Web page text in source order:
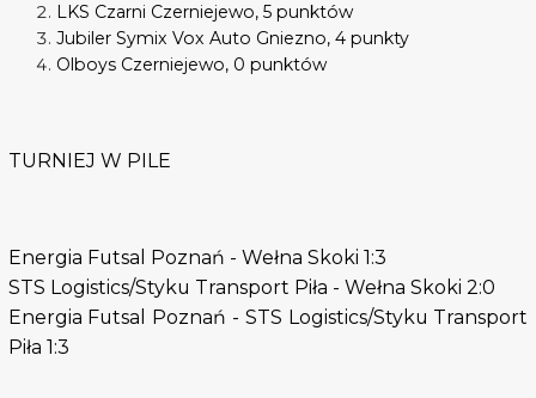
LKS Czarni Czerniejewo, 5 punktów
Jubiler Symix Vox Auto Gniezno, 4 punkty
Olboys Czerniejewo, 0 punktów
TURNIEJ W PILE
Energia Futsal Poznań - Wełna Skoki 1:3
STS Logistics/Styku Transport Piła - Wełna Skoki 2:0
Energia Futsal Poznań - STS Logistics/Styku Transport
Piła 1:3